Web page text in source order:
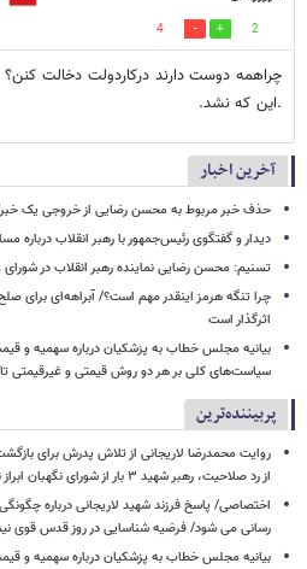
2
4
چراهمه دوست دارند دركاردولت دخالت كنن؟
.اين كه نشد.
آخرین اخبار
حذف خبر مربوط به محسن رضایی از خروجی یک
دیدار و گفتگوی رئیس‌جمهور با رهبر انقلاب درباره
تسنیم: محسن رضایی نماینده رهبر انقلاب در
چرا تنگه هرمز اینقدر مهم است؟/ آبراهه‌ای برای
اثرگذار است
بیانیه مجلس خطاب به پزشکیان درباره سهمیه و
سیاست‌های کلی بر هر دو روش قیمتی و غیرقیمتی
پربیننده‌ترین
روایت محمدرضا لاریجانی از تلاش پدرش برای
از رد صلاحیت، رهبر شهید ۳ بار از شورای نگهبان ابراز نارضایتی کردند
اختصاصی/ پاسخ فرزند شهید لاریجانی درباره
رسانی می شود/ فرضیه شناسایی در روز قدس قوی
بیانیه مجلس خطاب به پزشکیان درباره سهمیه و